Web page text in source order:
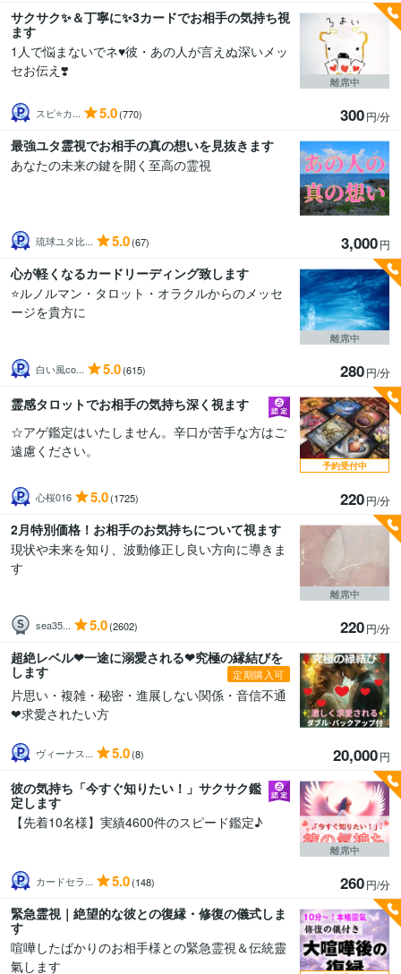
サクサク✨＆丁寧に✨3カードでお相手の気持ち視
ます
1人で悩まないでネ♥️彼・あの人が言えぬ深いメッ
セお伝え❣️
スピ⭐️カ... 5.0(770) 300円/分
離席中
最強ユタ霊視でお相手の真の想いを見抜きます
あなたの未来の鍵を開く至高の霊視
琉球ユタ比... 5.0(67) 3,000円
心が軽くなるカードリーディング致します
⭐️ルノルマン・タロット・オラクルからのメッセ
ージを貴方に
白い風co... 5.0(615) 280円/分
離席中
霊感タロットでお相手の気持ち深く視ます
☆アゲ鑑定はいたしません。辛口が苦手な方はご
遠慮ください。
心桜016 5.0(1725) 220円/分
予約受付中
2月特別価格！お相手のお気持ちについて視ます
現状や未来を知り、波動修正し良い方向に導きま
す
sea35... 5.0(2602) 220円/分
離席中
超絶レベル❤一途に溺愛される❤究極の縁結びを
します
定期購入可
片思い・複雑・秘密・進展しない関係・音信不通
❤求愛されたい方
ヴィーナス... 5.0(8) 20,000円
彼の気持ち「今すぐ知りたい！」サクサク鑑
定します
【先着10名様】実績4600件のスピード鑑定♪
カードセラ... 5.0(148) 260円/分
離席中
緊急霊視｜絶望的な彼との復縁・修復の儀式しま
す
喧嘩したばかりのお相手様との緊急霊視＆伝統靈
氣します